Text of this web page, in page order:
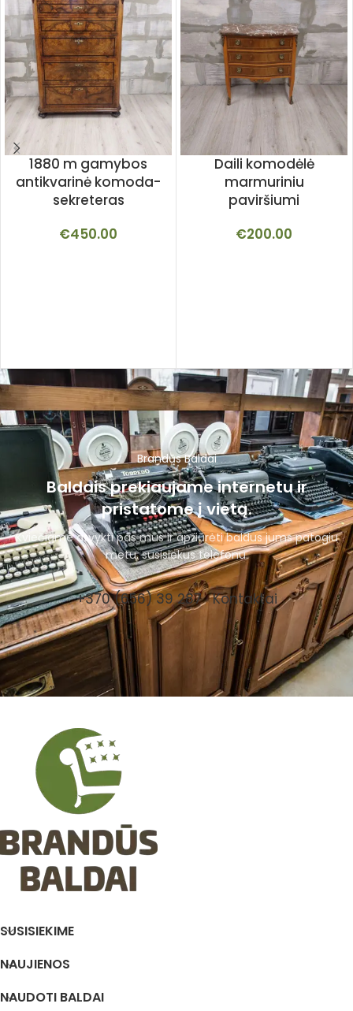
1880 m gamybos
antikvarinė komoda-
sekreteras
€450.00
Daili komodėlė
marmuriniu
paviršiumi
€200.00
Brandūs Baldai
Baldais prekiaujame internetu ir
pristatome į vietą.
Kviečiame atvykti pas mus ir apžiūrėti baldus jums patogiu
metu, susisiekus telefonu.
+370 (656) 39 287 Kontaktai
SUSISIEKIME
NAUJIENOS
NAUDOTI BALDAI